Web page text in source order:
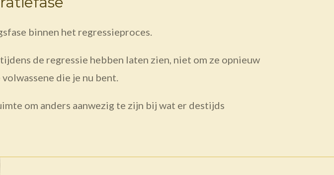
binnen het regressieproces.
de regressie hebben laten zien, niet om ze opnieuw
die je nu bent.
om anders aanwezig te zijn bij wat er destijds